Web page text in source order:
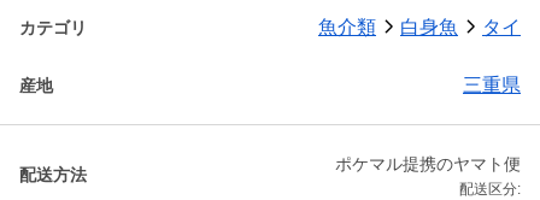
カテゴリ 魚介類 白身魚 タイ
産地 三重県
配送方法
ポケマル提携のヤマト便
配送区分: